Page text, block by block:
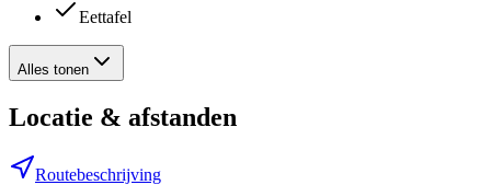
Eettafel
Alles tonen
Locatie & afstanden
Routebeschrijving